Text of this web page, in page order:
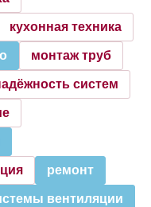
кухонная техника
монтаж труб
систем
ремонт
вентиляции